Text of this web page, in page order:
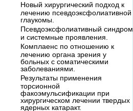
Новый хирургический подход к
лечению псевдоэксфолиативной
глаукомы.
Псевдоэксфолиативный синдром
и системные проявления.
Комплаенс по отношению к
лечению органа зрения у
больных с соматическими
заболеваниями.
Результаты применения
торсионной
факоэмульсификации при
хирургическом лечении твердых
ядерных катаракт.